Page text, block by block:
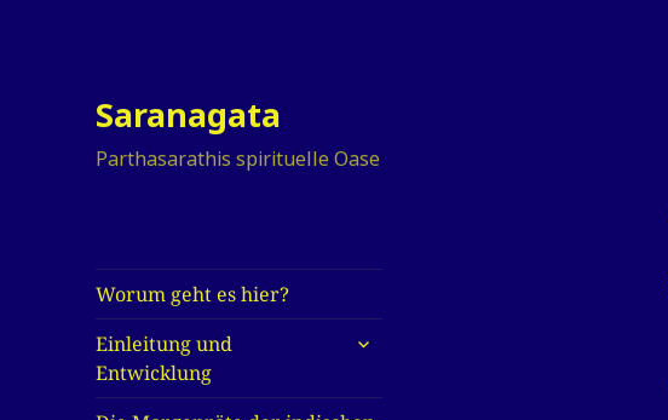
Saranagata
Parthasarathis spirituelle Oase
Worum geht es hier?
Einleitung und
Entwicklung
untermenü